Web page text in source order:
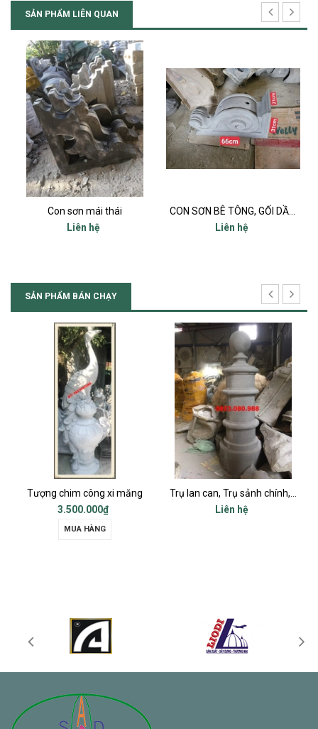
SẢN PHẨM LIÊN QUAN
CON SƠN BÊ TÔNG, GỐI DẦM. CONSOL, CON BỌ
SẢN PHẨM BÁN CHẠY
xi măng
Trụ lan can, Trụ sảnh chính, Trụ cột ban công, Trụ bậc tam cấp